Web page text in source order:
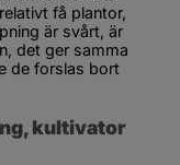
få plantor,
är svårt, är
det ger samma
de forslas bort
kultivator